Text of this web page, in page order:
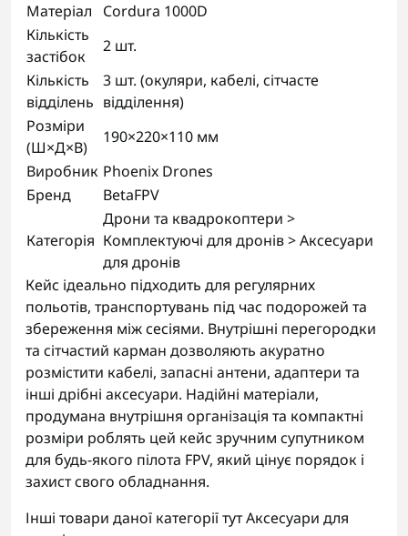
Матеріал
Cordura 1000D
Кількість
застібок
2 шт.
Кількість
відділень
3 шт. (окуляри, кабелі, сітчасте
відділення)
Розміри
(Ш×Д×В)
190×220×110 мм
Виробник Phoenix Drones
Бренд
BetaFPV
Категорія
Дрони та квадрокоптери >
Комплектуючі для дронів > Аксесуари
для дронів
Кейс ідеально підходить для регулярних
польотів, транспортувань під час подорожей та
збереження між сесіями. Внутрішні перегородки
та сітчастий карман дозволяють акуратно
розмістити кабелі, запасні антени, адаптери та
інші дрібні аксесуари. Надійні матеріали,
продумана внутрішня організація та компактні
розміри роблять цей кейс зручним супутником
для будь-якого пілота FPV, який цінує порядок і
захист свого обладнання.
Інші товари даної категорії тутАксесуари для